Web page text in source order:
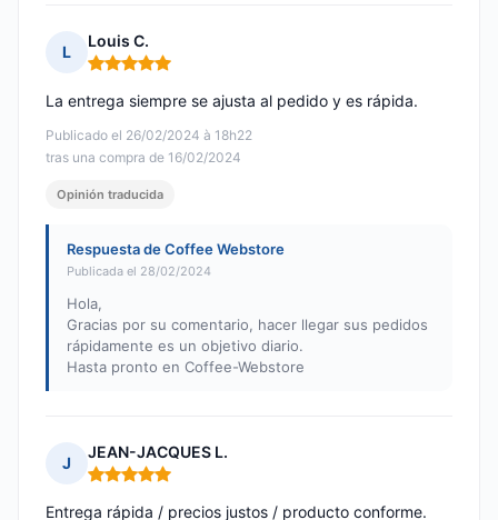
L
Louis C.
Nota: 5 de 5
Publicado el 26/02/2024 à 18h22
tras una compra de 16/02/2024
La entrega siempre se ajusta al pedido y es rápida.
Opinión traducida
Respuesta de Coffee Webstore
Publicada el 28/02/2024
Hola,
Gracias por su comentario, hacer llegar sus pedidos
rápidamente es un objetivo diario.
Hasta pronto en Coffee-Webstore
J
JEAN-JACQUES L.
Nota: 5 de 5
Entrega rápida / precios justos / producto conforme.